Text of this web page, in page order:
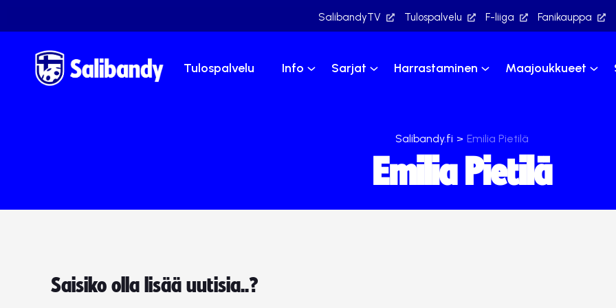
SalibandyTV Tulospalvelu F-liiga Fanikauppa
Tulospalvelu Info Sarjat Harrastaminen Maajoukkueet
Salibandy.fi > Emilia Pietilä
Emilia Pietilä
Saisiko olla lisää uutisia..?